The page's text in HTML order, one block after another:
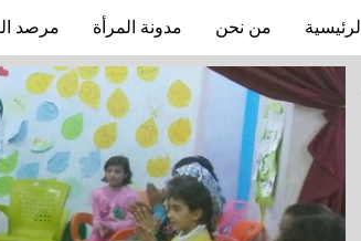
الرئيسية من نحن مدونة المرأة مرصد